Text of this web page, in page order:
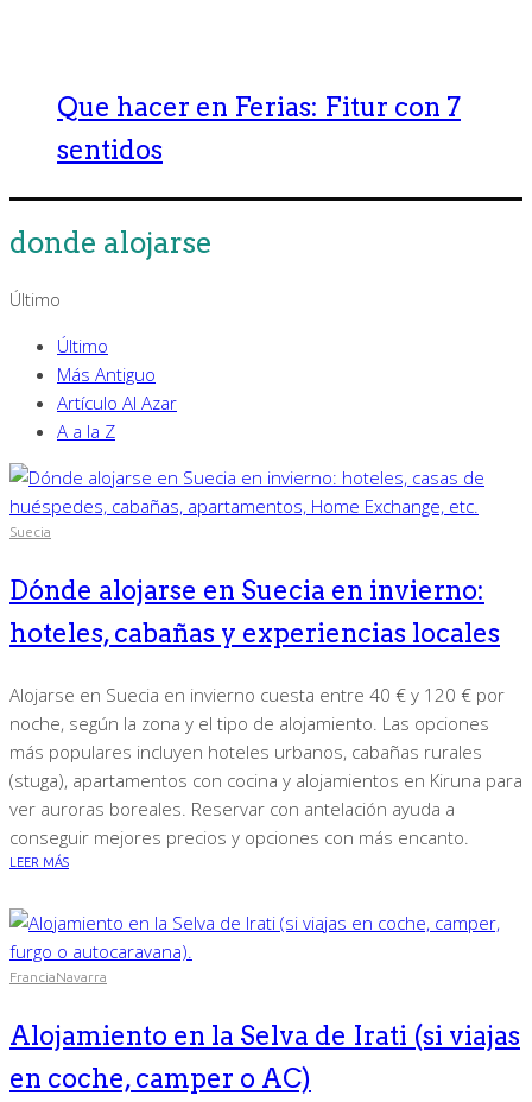
Que hacer en Ferias: Fitur con 7
sentidos
donde alojarse
Último
Último
Más Antiguo
Artículo Al Azar
A a la Z
Suecia
Dónde alojarse en Suecia en invierno:
hoteles, cabañas y experiencias locales
Alojarse en Suecia en invierno cuesta entre 40 € y 120 € por
noche, según la zona y el tipo de alojamiento. Las opciones
más populares incluyen hoteles urbanos, cabañas rurales
(stuga), apartamentos con cocina y alojamientos en Kiruna para
ver auroras boreales. Reservar con antelación ayuda a
conseguir mejores precios y opciones con más encanto.
LEER MÁS
FranciaNavarra
Alojamiento en la Selva de Irati (si viajas
en coche, camper o AC)